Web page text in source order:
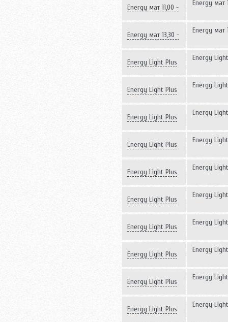
Energy мат 11,00 -
Energy мат
Energy мат 13,30 -
Energy мат
Energy Light Plus
Energy
Energy Light Plus
Energy
Energy Light Plus
Energy
Energy Light Plus
Energy
Energy Light Plus
Energy
Energy Light Plus
Energy
Energy Light Plus
Energy
Energy Light Plus
Energy
Energy Light Plus
Energy
Energy Light Plus
Energy